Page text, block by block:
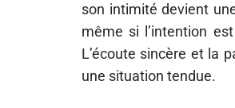
son intimité devient
même si l’intention
L’écoute sincère et la
une situation tendue.